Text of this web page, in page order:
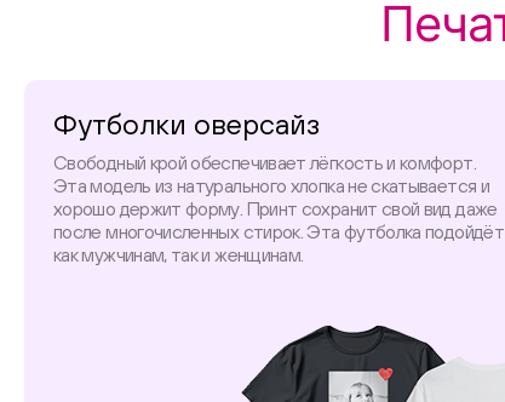
Футболки оверсайз
Свободный крой обеспечивает лёгкость и комфорт.
Эта модель из натурального хлопка не скатывается и
хорошо держит форму. Принт сохранит свой вид даже
после многочисленных стирок. Эта футболка подойдёт
как мужчинам, так и женщинам.